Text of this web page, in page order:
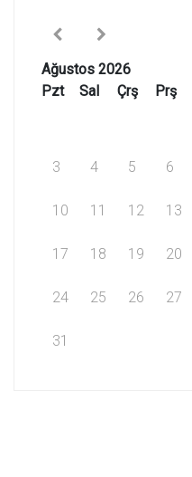
Ağustos 2026
Pzt
Sal Çrş Prş
3 4 5 6
10 11 12 13
17 18 19 20
24 25 26 27
31